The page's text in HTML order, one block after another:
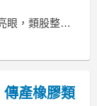
眼，類股整體
漲逾6%，申
似乎開始轉向
求評價回升空
傳產橡膠類